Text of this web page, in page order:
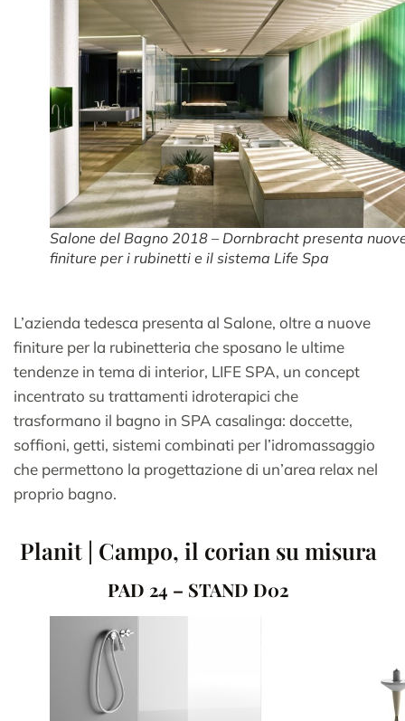
Salone del Bagno 2018 – Dornbracht presenta
finiture per i rubinetti e il sistema Life Spa
L’azienda tedesca presenta al Salone, oltre a nuove
finiture per la rubinetteria che sposano le ultime
tendenze in tema di interior, LIFE SPA, un concept
incentrato su trattamenti idroterapici che
trasformano il bagno in SPA casalinga: doccette,
soffioni, getti, sistemi combinati per l’idromassaggio
che permettono la progettazione di un’area relax nel
proprio bagno.
Planit | Campo, il corian su misura
PAD 24 – STAND D02